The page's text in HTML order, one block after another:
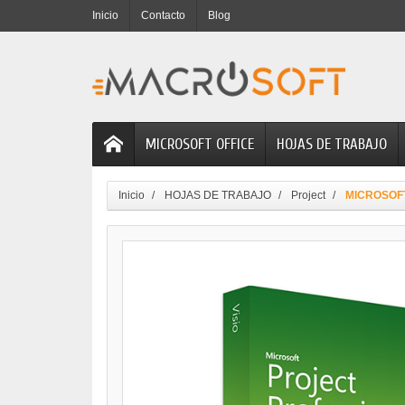
Inicio Contacto Blog
MICROSOFT OFFICE HOJAS DE TRABAJO
Inicio HOJAS DE TRABAJO Project